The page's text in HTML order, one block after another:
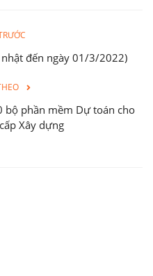
nhật đến ngày 01/3/2022)
bộ phần mềm Dự toán cho
Xây dựng